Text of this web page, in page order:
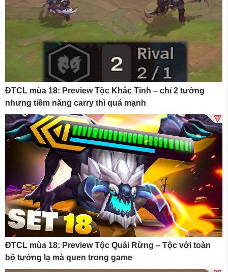
ĐTCL mùa 18: Preview Tộc Khắc Tinh – chỉ 2 tướng
nhưng tiềm năng carry thì quá mạnh
ĐTCL mùa 18: Preview Tộc Quái Rừng – Tộc với toàn
bộ tướng lạ mà quen trong game